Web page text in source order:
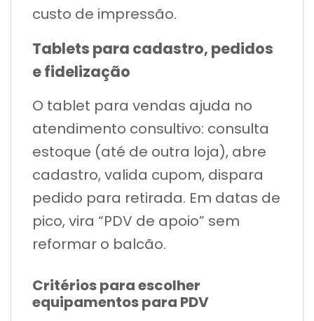
custo de impressão.
Tablets para cadastro, pedidos
e fidelização
O tablet para vendas ajuda no
atendimento consultivo: consulta
estoque (até de outra loja), abre
cadastro, valida cupom, dispara
pedido para retirada. Em datas de
pico, vira “PDV de apoio” sem
reformar o balcão.
Critérios para escolher
equipamentos para PDV